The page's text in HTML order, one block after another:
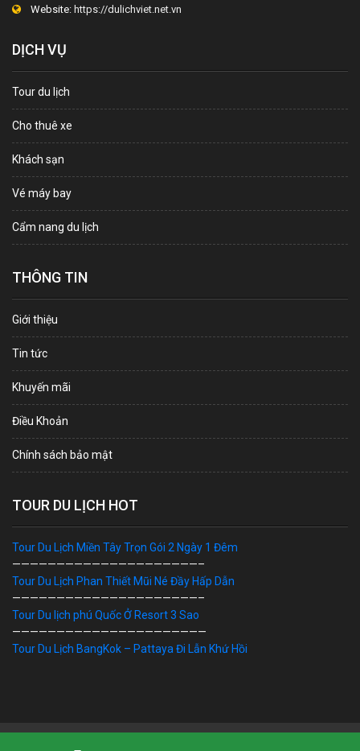
Website: https://dulichviet.net.vn
DỊCH VỤ
Tour du lịch
Cho thuê xe
Khách sạn
Vé máy bay
Cẩm nang du lịch
THÔNG TIN
Giới thiệu
Tin tức
Khuyến mãi
Điều Khoản
Chính sách bảo mật
TOUR DU LỊCH HOT
Tour Du Lịch Miền Tây Trọn Gói 2 Ngày 1 Đêm
—————————————————————–
Tour Du Lịch Phan Thiết Mũi Né Đầy Hấp Dẫn
—————————————————————–
Tour Du lịch phú Quốc Ở Resort 3 Sao
——————————————————————
Tour Du Lịch BangKok – Pattaya Đi Lẫn Khứ Hồi